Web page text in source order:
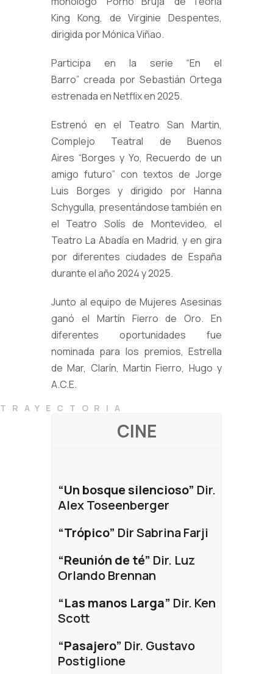
King Kong, de Virginie Despentes,
dirigida por Mónica Viñao.
Participa en la serie “En el
Barro” creada por Sebastián Ortega
estrenada en Netflix en 2025.
Estrenó en el Teatro San Martin,
Complejo Teatral de Buenos
Aires “Borges y Yo, Recuerdo de un
amigo futuro” con textos de Jorge
Luis Borges y dirigido por Hanna
Schygulla, presentándose también en
el Teatro Solís de Montevideo, el
Teatro La Abadía en Madrid, y en gira
por diferentes ciudades de España
durante el año 2024 y 2025.
Junto al equipo de Mujeres Asesinas
ganó el Martín Fierro de Oro. En
diferentes oportunidades fue
nominada para los premios, Estrella
de Mar, Clarín, Martin Fierro, Hugo y
A.C.E.
TRAYECTORIA
CINE
“Un bosque silencioso” Dir.
Alex Toseenberger
“Trópico” Dir Sabrina Farji
“Reunión de té” Dir. Luz
Orlando Brennan
“Las manos Larga” Dir. Ken
Scott
“Pasajero” Dir. Gustavo
Postiglione